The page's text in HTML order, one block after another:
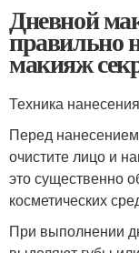
Дневной
правильно
макияж
Техника
Перед
очистите лицо и
это существенно
косметических
При выполнении